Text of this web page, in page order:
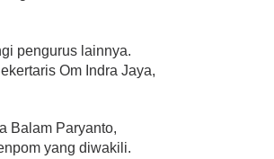
pengurus lainnya.
Om Indra Jaya,
Balam Paryanto,
yang diwakili.